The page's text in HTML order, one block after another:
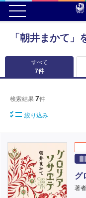
「朝井まかて」
すべて
7件
検索結果 7件
絞り込み
グ
著